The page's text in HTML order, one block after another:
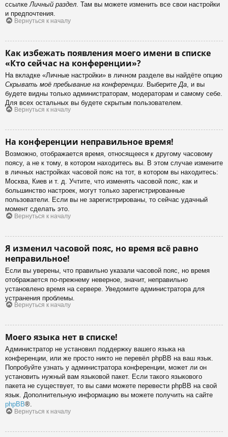
ссылкеЛичный раздел. Там вы можете изменить все свои настройки
и предпочтения.
Вернуться к началу
Как избежать появления моего имени в списке
«Кто сейчас на конференции»?
На вкладке «Личные настройки» в личном разделе вы найдёте опцию
Скрывать моё пребывание на конференции . Выберите Да , и вы
будете видны только администраторам, модераторам и самому себе.
Для всех остальных вы будете скрытым пользователем.
Вернуться к началу
На конференции неправильное время!
Возможно, отображается время, относящееся к другому часовому
поясу, а не к тому, в котором находитесь вы. В этом случае измените
в личных настройках часовой пояс на тот, в котором вы находитесь:
Москва, Киев и т. д. Учтите, что изменять часовой пояс, как и
большинство настроек, могут только зарегистрированные
пользователи. Если вы не зарегистрированы, то сейчас удачный
момент сделать это.
Вернуться к началу
Я изменил часовой пояс, но время всё равно
неправильное!
Если вы уверены, что правильно указали часовой пояс, но время
отображается по-прежнему неверное, значит, неправильно
установлено время на сервере. Уведомите администратора для
устранения проблемы.
Вернуться к началу
Моего языка нет в списке!
Администратор не установил поддержку вашего языка на
конференции, или же просто никто не перевёл phpBB на ваш язык.
Попробуйте узнать у администратора конференции, может ли он
установить нужный вам языковой пакет. Если такого языкового
пакета не существует, то вы сами можете перевести phpBB на свой
язык. Дополнительную информацию вы можете получить на сайте
phpBB®.
Вернуться к началу